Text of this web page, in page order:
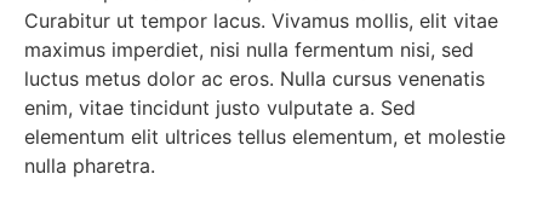
Curabitur ut tempor lacus. Vivamus mollis, elit vitae
maximus imperdiet, nisi nulla fermentum nisi, sed
luctus metus dolor ac eros. Nulla cursus venenatis
enim, vitae tincidunt justo vulputate a. Sed
elementum elit ultrices tellus elementum, et molestie
nulla pharetra.